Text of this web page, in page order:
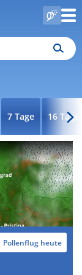
7 Tage 16 Tage
Pollenflug heute